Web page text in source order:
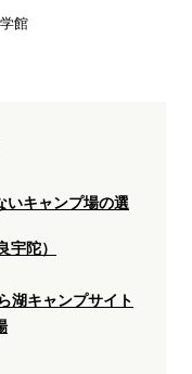
館
いキャンプ場の選
陀）
湖キャンプサイト